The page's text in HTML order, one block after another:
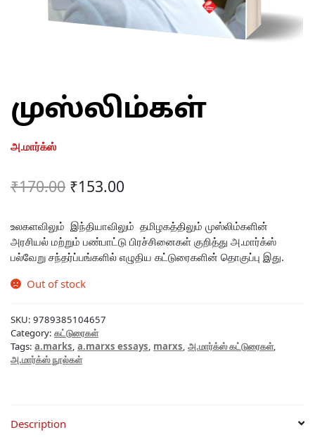
முஸ்லிம்கள்
அ.மார்க்ஸ்
₹170.00 Original
was:
₹170.00.
₹153.00
is:
₹153.00.
உலகளவிலும் இந்தியாவிலும் தமிழகத்திலும் முஸ்லிம்களின்
அரசியல் மற்றும் பண்பாட்டு பிரச்சினைகள் குறித்து அ.மார்க்ஸ்
பல்வேறு சந்தர்ப்பங்களில் எழுதிய கட்டுரைகளின் தொகுப்பு இது.
Out of stock
SKU: 9789385104657
Category: கட்டுரைகள்
Tags: a.marks, a.marxs essays, marxs, அ.மார்க்ஸ் கட்டுரைகள்,
அ.மார்க்ஸ் நூல்கள்
Description